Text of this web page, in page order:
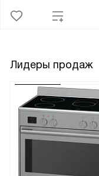
Лидеры продаж